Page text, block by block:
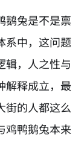
鹅兔是不是禀
系中，这问题
辑，人之性与
解释成立，最
街的人都这么
鸡鸭鹅兔本来